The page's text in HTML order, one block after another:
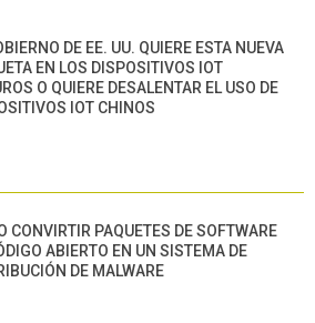
DE EE. UU. QUIERE ESTA NUEVA
EN LOS DISPOSITIVOS IOT
O QUIERE DESALENTAR EL USO DE
IOT CHINOS
CONVIRTIR PAQUETES DE SOFTWARE
ABIERTO EN UN SISTEMA DE
DE MALWARE